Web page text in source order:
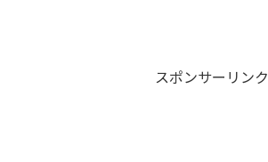
スポンサーリンク